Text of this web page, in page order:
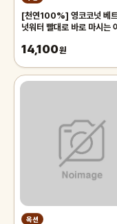
[천연100%] 영코코넛 베
넛워터 빨대로 바로 마시는
(2과입)
14,100원
옥션